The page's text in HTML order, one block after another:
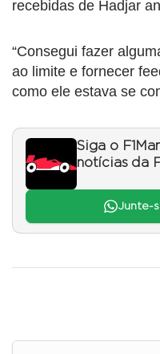
recebidas de Hadjar
“Consegui fazer
ao limite e fornecer
como ele estava se
Siga o
notícias da
Junte-